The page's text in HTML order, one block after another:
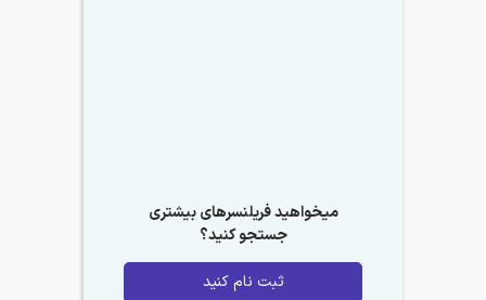
میخواهید فریلنسرهای بیشتری
جستجو کنید؟
ثبت نام کنید